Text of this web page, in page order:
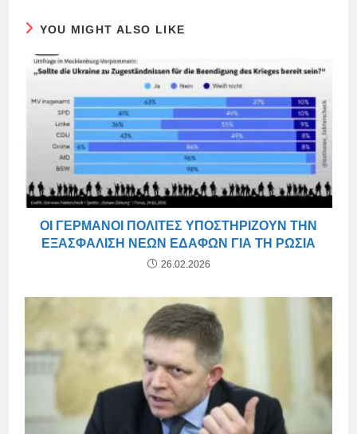
YOU MIGHT ALSO LIKE
ΟΙ ΓΕΡΜΑΝΟΊ ΠΟΛΊΤΕΣ ΥΠΟΣΤΗΡΊΖΟΥΝ ΤΗΝ
ΕΞΑΣΦΆΛΙΣΗ ΝΈΩΝ ΕΔΑΦΏΝ ΓΙΑ ΤΗ ΡΩΣΊΑ
26.02.2026